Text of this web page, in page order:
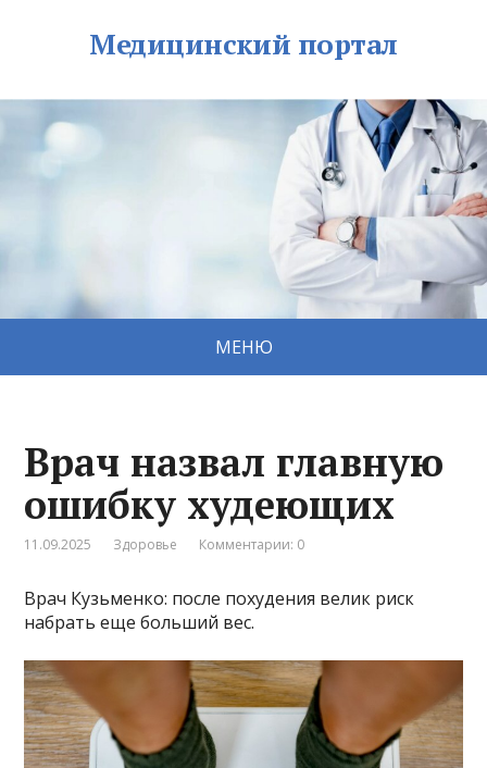
Медицинский портал
МЕНЮ
Врач назвал главную
ошибку худеющих
11.09.2025 Здоровье Комментарии: 0
Врач Кузьменко: после похудения велик риск
набрать еще больший вес.